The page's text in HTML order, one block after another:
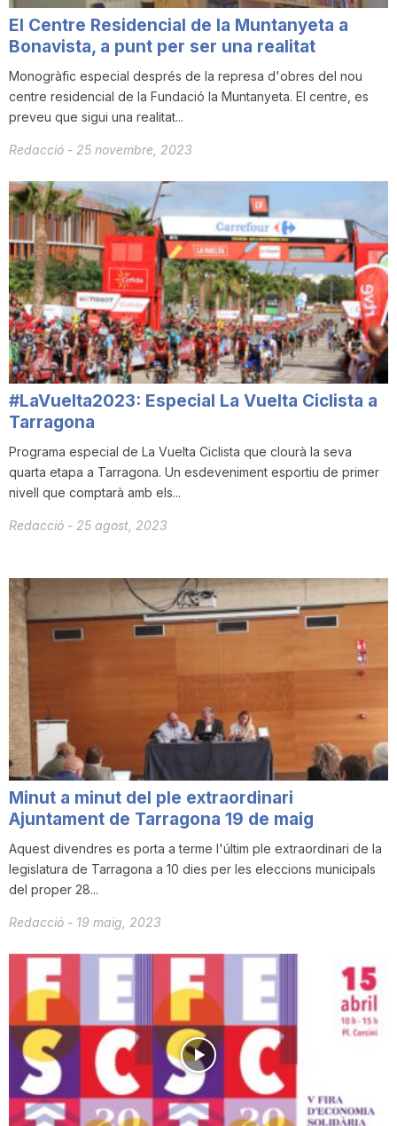
a
El Centre Residencial de la Muntanyeta a
Bonavista, a punt per ser una realitat
Monogràfic especial després de la represa d'obres del nou
centre residencial de la Fundació la Muntanyeta. El centre, es
preveu que sigui una realitat...
Redacció - 25 novembre, 2023
#LaVuelta2023: Especial La Vuelta Ciclista a
Tarragona
Programa especial de La Vuelta Ciclista que clourà la seva
quarta etapa a Tarragona. Un esdeveniment esportiu de primer
nivell que comptarà amb els...
Redacció - 25 agost, 2023
Minut a minut del ple extraordinari
Ajuntament de Tarragona 19 de maig
Aquest divendres es porta a terme l'últim ple extraordinari de la
legislatura de Tarragona a 10 dies per les eleccions municipals
del proper 28...
Redacció - 19 maig, 2023